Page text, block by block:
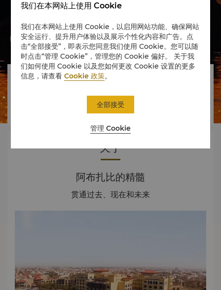
 
 
美食

体验
关于
阿布扎比的精髓
贯通过去、现在和未来
我们在本网站上使用 Cookie
我们在本网站上使用 Cookie，以启用网站功能、确保网站
安全运行、提升用户体验以及展示个性化内容和广告。点
击“全部接受”，即表示您同意我们使用 Cookie。您可以随
时点击“管理 Cookie”，管理您的 Cookie 偏好。 关于我
们如何使用 Cookie 以及您如何更改 Cookie 设置的更多
信息，请查看Cookie 政策。
管理 Cookie
全部接受